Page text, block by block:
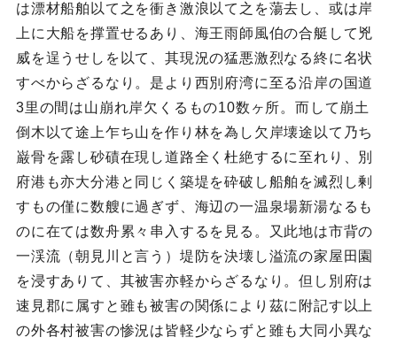
は漂材船舶以て之を衝き激浪以て之を蕩去し、或は岸
上に大船を撑置せるあり、海王雨師風伯の合艇して兇
威を逞うせしを以て、其現況の猛悪激烈なる終に名状
すべからざるなり。是より西別府湾に至る沿岸の国道
3里の間は山崩れ岸欠くるもの10数ヶ所。而して崩土
倒木以て途上乍ち山を作り林を為し欠岸壊途以て乃ち
巌骨を露し砂磧在現し道路全く杜絶するに至れり、別
府港も亦大分港と同じく築堤を砕破し船舶を滅烈し剰
すもの僅に数艘に過ぎず、海辺の一温泉場新湯なるも
のに在ては数舟累々串入するを見る。又此地は市背の
一渓流（朝見川と言う）堤防を決壊し溢流の家屋田園
を浸すありて、其被害亦軽からざるなり。但し別府は
速見郡に属すと雖も被害の関係により茲に附記す以上
の外各村被害の惨況は皆軽少ならずと雖も大同小異な